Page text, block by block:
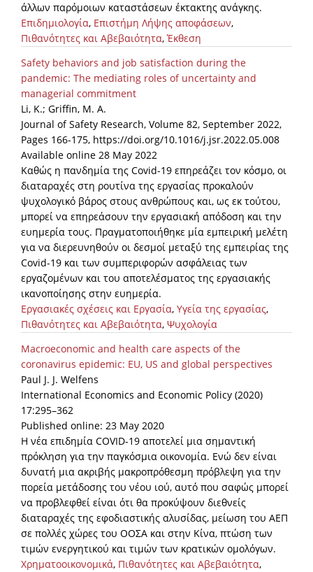
άλλων παρόμοιων καταστάσεων έκτακτης ανάγκης.
Επιδημιολογία, Επιστήμη Λήψης αποφάσεων,
Πιθανότητες και Αβεβαιότητα,Έκθεση
Safety behaviors and job satisfaction during the
pandemic: The mediating roles of uncertainty and
managerial commitment
Li, K.; Griffin, M. A.
Journal of Safety Research, Volume 82, September 2022,
Pages 166-175, https://doi.org/10.1016/j.jsr.2022.05.008
Available online 28 May 2022
Καθώς η πανδημία της Covid-19 επηρεάζει τον κόσμο, οι
διαταραχές στη ρουτίνα της εργασίας προκαλούν
ψυχολογικό βάρος στους ανθρώπους και, ως εκ τούτου,
μπορεί να επηρεάσουν την εργασιακή απόδοση και την
ευημερία τους. Πραγματοποιήθηκε μία εμπειρική μελέτη
για να διερευνηθούν οι δεσμοί μεταξύ της εμπειρίας της
Covid-19 και των συμπεριφορών ασφάλειας των
εργαζομένων και του αποτελέσματος της εργασιακής
ικανοποίησης στην ευημερία.
Εργασιακές σχέσεις και Εργασία, Υγεία της εργασίας,
Πιθανότητες και Αβεβαιότητα, Ψυχολογία
Macroeconomic and health care aspects of the
coronavirus epidemic: EU, US and global perspectives
Paul J. J. Welfens
International Economics and Economic Policy (2020)
17:295–362
Published online: 23 May 2020
Η νέα επιδημία COVID-19 αποτελεί μια σημαντική
πρόκληση για την παγκόσμια οικονομία. Ενώ δεν είναι
δυνατή μια ακριβής μακροπρόθεσμη πρόβλεψη για την
πορεία μετάδοσης του νέου ιού, αυτό που σαφώς μπορεί
να προβλεφθεί είναι ότι θα προκύψουν διεθνείς
διαταραχές της εφοδιαστικής αλυσίδας, μείωση του ΑΕΠ
σε πολλές χώρες του ΟΟΣΑ και στην Κίνα, πτώση των
τιμών ενεργητικού και τιμών των κρατικών ομολόγων.
Χρηματοοικονομικά, Πιθανότητες και Αβεβαιότητα,